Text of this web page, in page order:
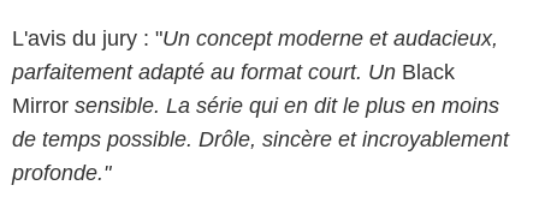
L'avis du jury : "Un concept moderne et audacieux,
parfaitement adapté au format court. Un Black
Mirror sensible. La série qui en dit le plus en moins
de temps possible. Drôle, sincère et incroyablement
profonde."